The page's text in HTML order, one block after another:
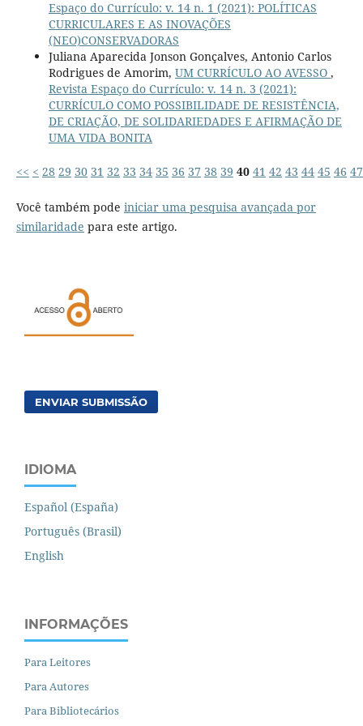
Espaço do Currículo: v. 14 n. 1 (2021): POLÍTICAS
CURRICULARES E AS INOVAÇÕES
(NEO)CONSERVADORAS
Juliana Aparecida Jonson Gonçalves, Antonio Carlos
Rodrigues de Amorim, UM CURRÍCULO AO AVESSO ,
Revista Espaço do Currículo: v. 14 n. 3 (2021):
CURRÍCULO COMO POSSIBILIDADE DE RESISTÊNCIA,
DE CRIAÇÃO, DE SOLIDARIEDADES E AFIRMAÇÃO DE
UMA VIDA BONITA
<< < 28 29 30 31 32 33 34 35 36 37 38 39 40 41 42 43 44 45 46 47
Você também pode iniciar uma pesquisa avançada por
similaridade para este artigo.
ENVIAR SUBMISSÃO
IDIOMA
Español (España)
Português (Brasil)
English
INFORMAÇÕES
Para Leitores
Para Autores
Para Bibliotecários